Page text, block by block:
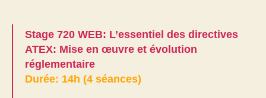
Stage 720 WEB: L’essentiel des directives
ATEX: Mise en œuvre et évolution
réglementaire
Durée: 14h (4 séances)